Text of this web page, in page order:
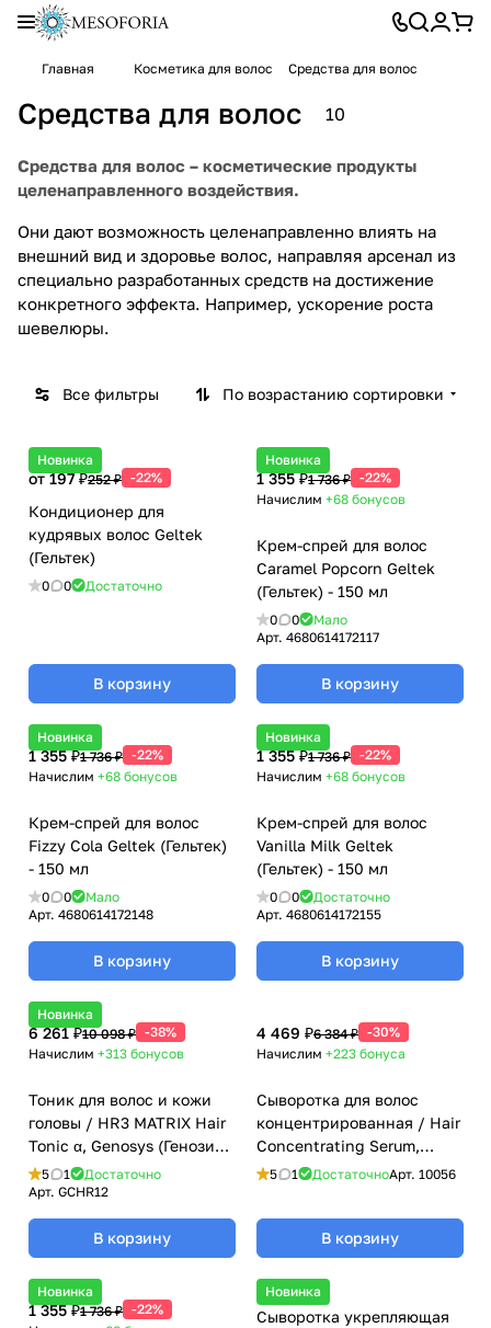
Главная Косметика для волос Средства для волос
Средства для волос 10
Средства для волос – косметические продукты
целенаправленного воздействия.
Они дают возможность целенаправленно влиять на
внешний вид и здоровье волос, направляя арсенал из
специально разработанных средств на достижение
конкретного эффекта. Например, ускорение роста
шевелюры.
Все фильтры По возрастанию сортировки
Новинка
от 197 ₽252 ₽ -22%
Кондиционер для
кудрявых волос Geltek
(Гельтек)
0 0 Достаточно
В корзину
Новинка
1 355 ₽1 736 ₽ -22%
Начислим +68 бонусов
Крем-спрей для волос
Caramel Popcorn Geltek
(Гельтек) - 150 мл
0 0
Мало
Арт. 4680614172117
В корзину
Новинка
1 355 ₽1 736 ₽ -22%
Начислим +68 бонусов
Крем-спрей для волос
Fizzy Cola Geltek (Гельтек)
- 150 мл
0 0
Мало
Арт. 4680614172148
В корзину
Новинка
1 355 ₽1 736 ₽ -22%
Начислим +68 бонусов
Крем-спрей для волос
Vanilla Milk Geltek
(Гельтек) - 150 мл
0 0
Достаточно
Арт. 4680614172155
В корзину
Новинка
6 261 ₽10 098 ₽ -38%
Начислим +313 бонусов
Тоник для волос и кожи
головы / HR3 MATRIX Hair
Tonic α, Genosys (Генозис)
- 70 мл
5 1
Достаточно
Арт. GCHR12
В корзину
4 469 ₽6 384 ₽ -30%
Начислим +223 бонуса
Сыворотка для волос
концентрированная / Hair
Concentrating Serum,
Dermaheal (Дермахил), 50
5 1 ДостаточноАрт. 10056
В корзину
Новинка
1 355 ₽1 736 ₽ -22%
Новинка
Сыворотка укрепляющая